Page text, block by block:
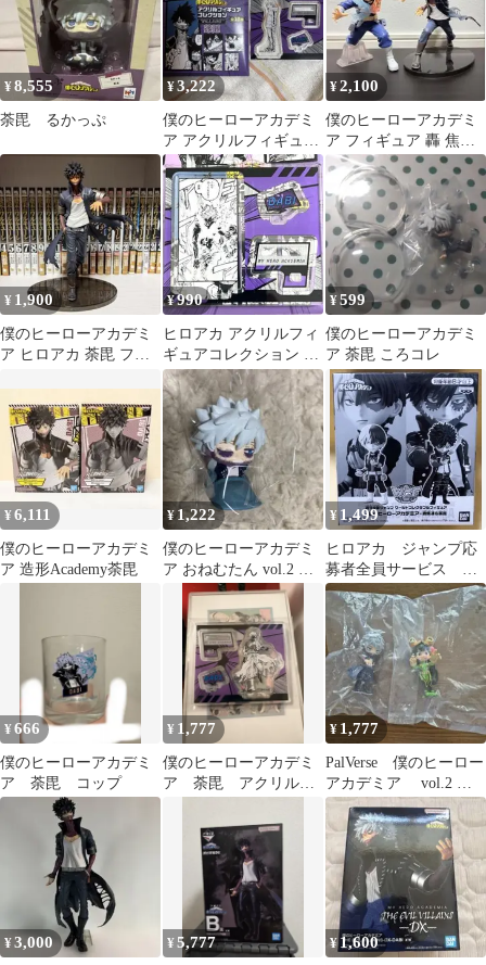
¥8,555
荼毘 るかっぷ
¥3,222
僕のヒーローアカデミ
ア アクリルフィギュア
コレクション JCS限定
荼毘
¥2,100
僕のヒーローアカデミ
ア フィギュア 轟 焦
凍・荼毘 2点セット
¥ 1,900
僕のヒーローアカデミ
ア ヒロアカ 荼毘 フィ
¥990
ヒロアカ アクリルフィ
ギュアコレクション 荼
毘
¥599
僕のヒーローアカデミ
ア 荼毘 ころコレ
¥6,111
僕のヒーローアカデミ
ア 造形Academy荼毘
¥ 1,222
僕のヒーローアカデミ
ア おねむたん vol.2 荼
¥ 1,499
ヒロアカ ジャンプ応
募者全員サービス ワ
ーコレ フィギュア
轟焦凍 荼毘
¥666
僕のヒーローアカデミ
ア 荼毘 コップ
¥ 1,777
僕のヒーローアカデミ
ア 荼毘 アクリルフ
¥ 1,777
PalVerse 僕のヒーロー
アカデミア vol.2 荼
毘 蛙吹梅雨
¥3,000 ¥5,777 ¥ 1,600